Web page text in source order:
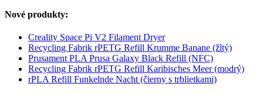
Nové produkty:
Creality Space Pi V2 Filament Dryer
Recycling Fabrik rPETG Refill Krumme Banane (žltý)
Prusament PLA Prusa Galaxy Black Refill (NFC)
Recycling Fabrik rPETG Refill Karibisches Meer (modrý)
rPLA Refill Funkelnde Nacht (čierny s trblietkami)